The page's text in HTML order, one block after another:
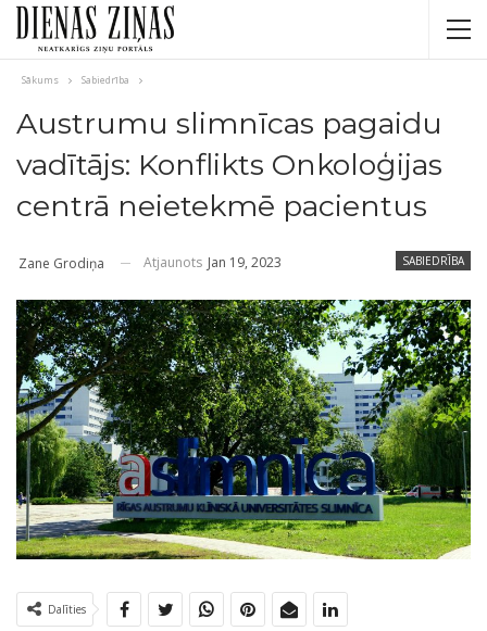
Sākums Sabiedrība
Austrumu slimnīcas pagaidu
vadītājs: Konflikts Onkoloģijas
centrā neietekmē pacientus
SABIEDRĪBA
Zane Grodiņa Atjaunots Jan 19, 2023
Dalīties